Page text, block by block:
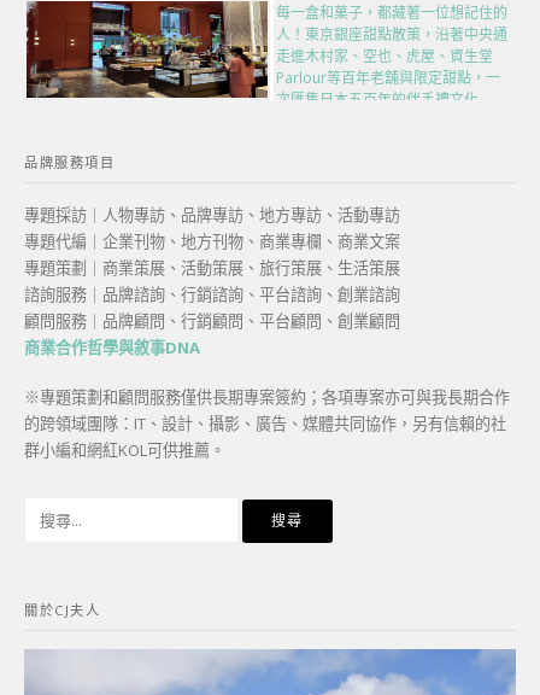
每一盒和菓子，都藏著一位想記住的
人！東京銀座甜點散策，沿著中央通
走進木村家、空也、虎屋、資生堂
Parlour等百年老舖與限定甜點，一
次匯集日本五百年的伴手禮文化
品牌服務項目
專題採訪｜人物專訪、品牌專訪、地方專訪、活動專訪
專題代編｜企業刊物、地方刊物、商業專欄、商業文案
專題策劃｜商業策展、活動策展、旅行策展、生活策展
諮詢服務｜品牌諮詢、行銷諮詢、平台諮詢、創業諮詢
顧問服務｜品牌顧問、行銷顧問、平台顧問、創業顧問
商業合作哲學與敘事DNA
※專題策劃和顧問服務僅供長期專案簽約；各項專案亦可與我長期合作
的跨領域團隊：IT、設計、攝影、廣告、媒體共同協作，另有信賴的社
群小編和網紅KOL可供推薦。
字:
關於CJ夫人